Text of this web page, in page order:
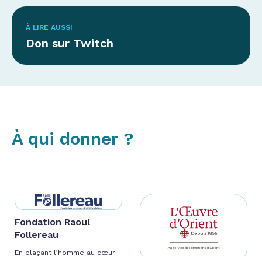
À LIRE AUSSI
Don sur Twitch
À qui donner ?
Fondation Raoul
Follereau
En plaçant l’homme au cœur